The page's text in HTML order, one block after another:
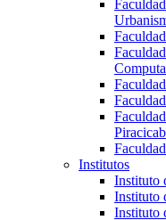
Institutos
Instituto
Instituto
Instituto